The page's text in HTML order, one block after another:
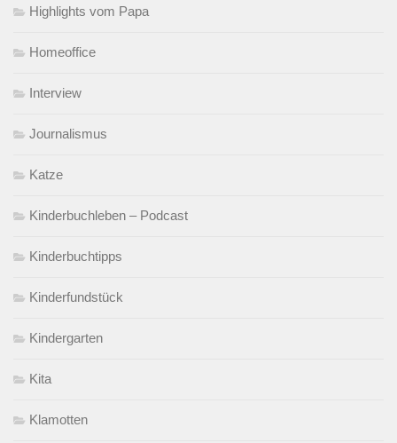
Highlights vom Papa
Homeoffice
Interview
Journalismus
Katze
Kinderbuchleben – Podcast
Kinderbuchtipps
Kinderfundstück
Kindergarten
Kita
Klamotten